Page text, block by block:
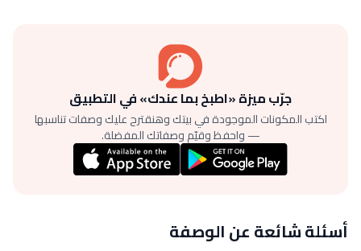
جرّب ميزة «اطبخ بما عندك» في التطبيق
اكتب المكونات الموجودة في بيتك وهنقترح عليك وصفات تناسبها
— واحفظ وقيّم وصفاتك المفضلة.
أسئلة شائعة عن الوصفة